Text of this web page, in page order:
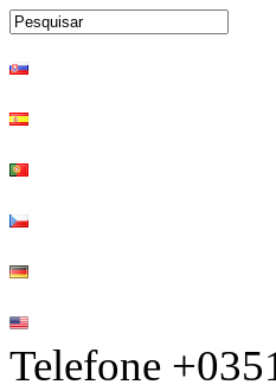
Telefone